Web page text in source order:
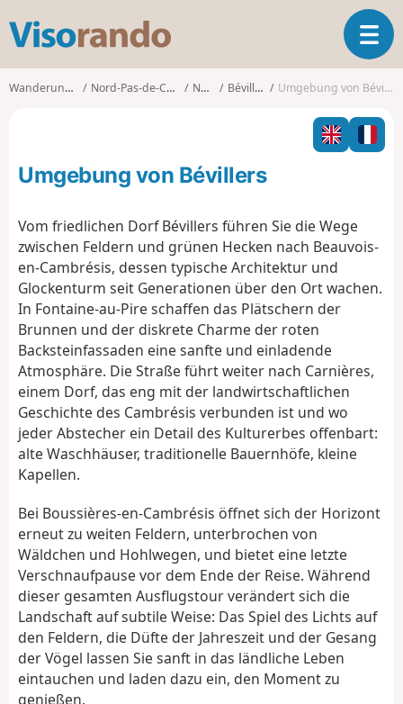
s
o
T
o
g
l
n
a
i
Wanderungen Nord-Pas-de-Calais Nord Bévillers Umgebung von Bévillers
Umgebung von Bévillers
Vom friedlichen Dorf Bévillers führen Sie die Wege
zwischen Feldern und grünen Hecken nach Beauvois-
en-Cambrésis, dessen typische Architektur und
Glockenturm seit Generationen über den Ort wachen.
In Fontaine-au-Pire schaffen das Plätschern der
Brunnen und der diskrete Charme der roten
Backsteinfassaden eine sanfte und einladende
Atmosphäre. Die Straße führt weiter nach Carnières,
einem Dorf, das eng mit der landwirtschaftlichen
Geschichte des Cambrésis verbunden ist und wo
jeder Abstecher ein Detail des Kulturerbes offenbart:
alte Waschhäuser, traditionelle Bauernhöfe, kleine
Kapellen.
Bei Boussières-en-Cambrésis öffnet sich der Horizont
erneut zu weiten Feldern, unterbrochen von
Wäldchen und Hohlwegen, und bietet eine letzte
Verschnaufpause vor dem Ende der Reise. Während
dieser gesamten Ausflugstour verändert sich die
Landschaft auf subtile Weise: Das Spiel des Lichts auf
den Feldern, die Düfte der Jahreszeit und der Gesang
der Vögel lassen Sie sanft in das ländliche Leben
eintauchen und laden dazu ein, den Moment zu
genießen.